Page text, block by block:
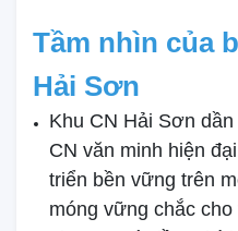
Tầm nhìn của
Hải Sơn
Khu CN Hải Sơn
CN văn minh hiện
triển bền vững trên
móng vững chắc